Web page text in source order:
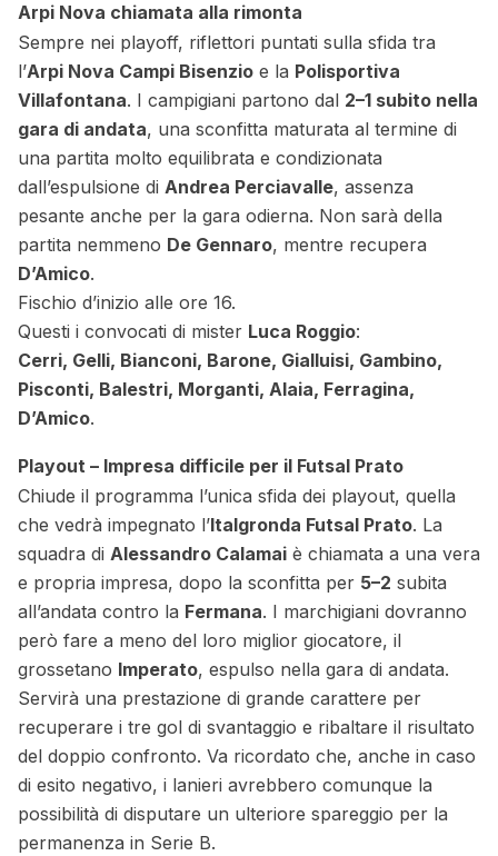
Arpi Nova chiamata alla rimonta
Sempre nei playoff, riflettori puntati sulla sfida tra
l’Arpi Nova Campi Bisenzio e la Polisportiva
Villafontana. I campigiani partono dal 2–1 subito nella
gara di andata, una sconfitta maturata al termine di
una partita molto equilibrata e condizionata
dall’espulsione di Andrea Perciavalle, assenza
pesante anche per la gara odierna. Non sarà della
partita nemmeno De Gennaro, mentre recupera
D’Amico.
Fischio d’inizio alle ore 16.
Questi i convocati di mister Luca Roggio:
Cerri, Gelli, Bianconi, Barone, Gialluisi, Gambino,
Pisconti, Balestri, Morganti, Alaia, Ferragina,
D’Amico.
Playout – Impresa difficile per il Futsal Prato
Chiude il programma l’unica sfida dei playout, quella
che vedrà impegnato l’Italgronda Futsal Prato. La
squadra di Alessandro Calamai è chiamata a una vera
e propria impresa, dopo la sconfitta per 5–2 subita
all’andata contro la Fermana. I marchigiani dovranno
però fare a meno del loro miglior giocatore, il
grossetano Imperato, espulso nella gara di andata.
Servirà una prestazione di grande carattere per
recuperare i tre gol di svantaggio e ribaltare il risultato
del doppio confronto. Va ricordato che, anche in caso
di esito negativo, i lanieri avrebbero comunque la
possibilità di disputare un ulteriore spareggio per la
permanenza in Serie B.